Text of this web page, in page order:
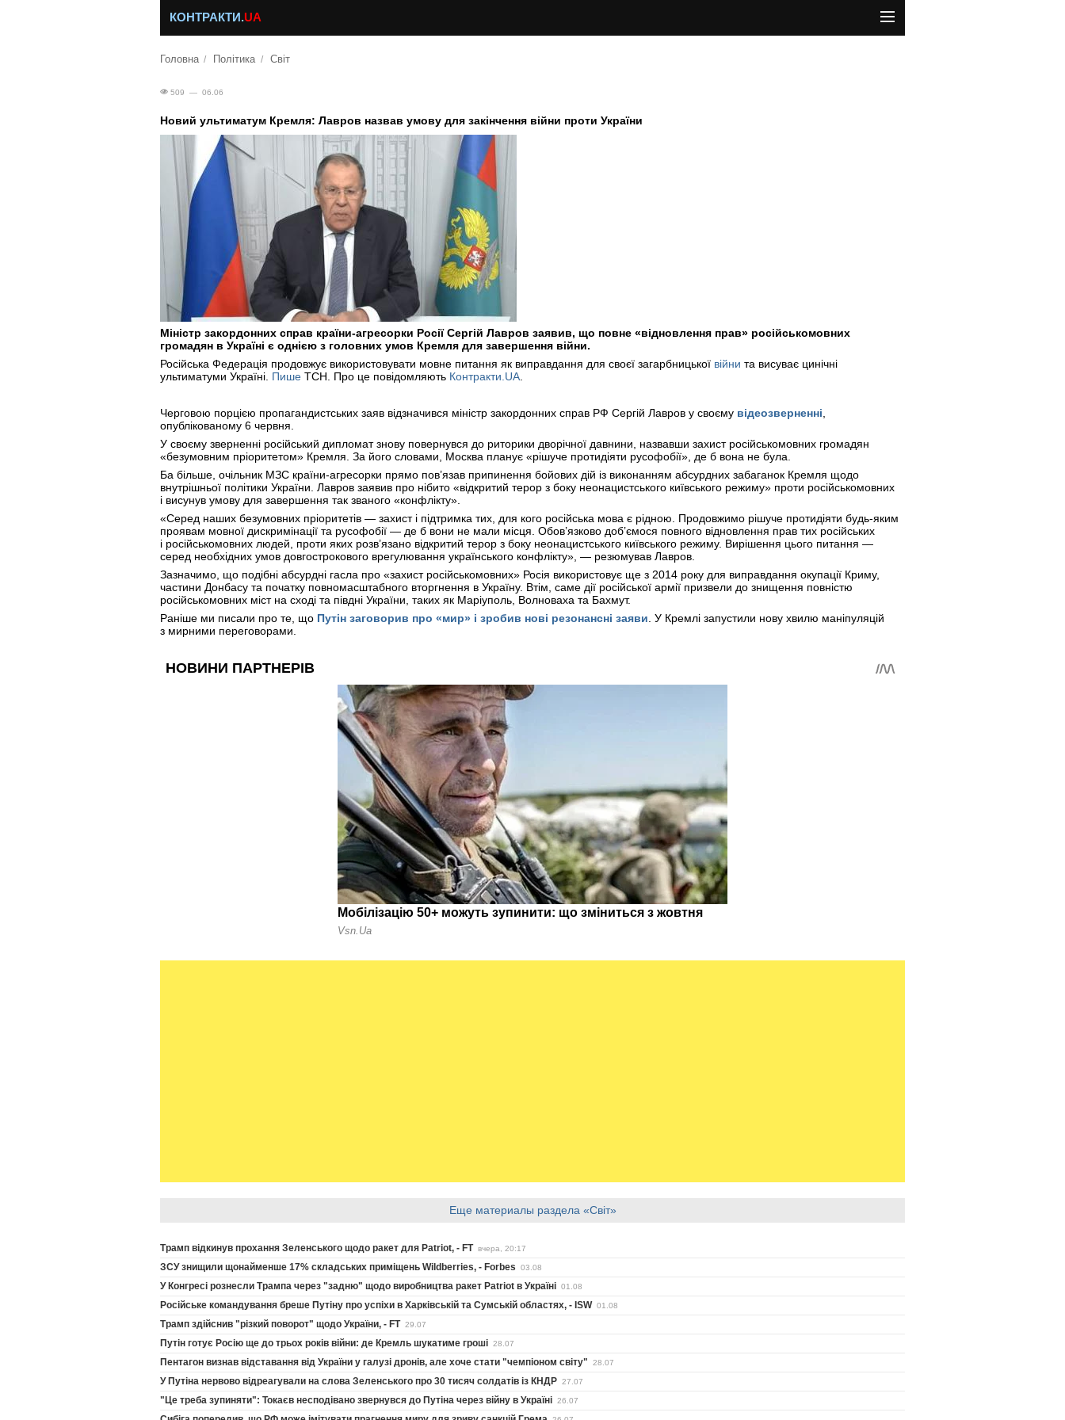
КОНТРАКТИ.UA
Головна Політика Світ
509 — 06.06
Новий ультиматум Кремля: Лавров назвав умову для закінчення війни проти України
Міністр закордонних справ країни-агресорки Росії Сергій Лавров заявив, що повне «відновлення прав» російськомовних
громадян в Україні є однією з головних умов Кремля для завершення війни.
Російська Федерація продовжує використовувати мовне питання як виправдання для своєї загарбницької війни та висуває цинічні
ультиматуми Україні. Пише ТСН. Про це повідомляють Контракти.UA
Черговою порцією пропагандистських заяв відзначився міністр закордонних справ РФ Сергій Лавров у своєму відеозверненні
опублікованому 6 червня.
У своєму зверненні російський дипломат знову повернувся до риторики дворічної давнини, назвавши захист російськомовних громадян
«безумовним пріоритетом» Кремля. За його словами, Москва планує «рішуче протидіяти русофобії», де б вона не була.
Ба більше, очільник МЗС країни-агресорки прямо пов’язав припинення бойових дій із виконанням абсурдних забаганок Кремля щодо
внутрішньої політики України. Лавров заявив про нібито «відкритий терор з боку неонацистського київського режиму» проти російськомовних
і висунув умову для завершення так званого «конфлікту».
«Серед наших безумовних пріоритетів — захист і підтримка тих, для кого російська мова є рідною. Продовжимо рішуче протидіяти будь-яким
проявам мовної дискримінації та русофобії — де б вони не мали місця. Обов’язково доб’ємося повного відновлення прав тих російських
і російськомовних людей, проти яких розв’язано відкритий терор з боку неонацистського київського режиму. Вирішення цього питання —
серед необхідних умов довгострокового врегулювання українського конфлікту», — резюмував Лавров.
Зазначимо, що подібні абсурдні гасла про «захист російськомовних» Росія використовує ще з 2014 року для виправдання окупації Криму,
частини Донбасу та початку повномасштабного вторгнення в Україну. Втім, саме дії російської армії призвели до знищення повністю
російськомовних міст на сході та півдні України, таких як Маріуполь, Волноваха та Бахмут.
Раніше ми писали про те, що Путін заговорив про «мир» і зробив нові резонансні заяви У Кремлі запустили нову хвилю маніпуляцій
з мирними переговорами.
Еще материалы раздела «Світ»
Трамп відкинув прохання Зеленського щодо ракет для Patriot, - FT вчера, 20:17
ЗСУ знищили щонайменше 17% складських приміщень Wildberries, - Forbes 03.08
У Конгресі рознесли Трампа через "задню" щодо виробництва ракет Patriot в Україні 01.08
Російське командування бреше Путіну про успіхи в Харківській та Сумській областях, - ISW 01.08
Трамп здійснив "різкий поворот" щодо України, - FT 29.07
Путін готує Росію ще до трьох років війни: де Кремль шукатиме гроші 28.07
Пентагон визнав відставання від України у галузі дронів, але хоче стати "чемпіоном світу" 28.07
У Путіна нервово відреагували на слова Зеленського про 30 тисяч солдатів із КНДР 27.07
"Це треба зупиняти": Токаєв несподівано звернувся до Путіна через війну в Україні 26.07